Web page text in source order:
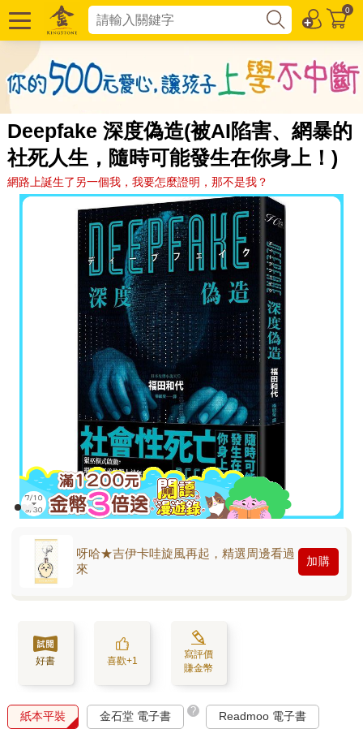
0
Deepfake 深度偽造(被AI陷害、網暴的
社死人生，隨時可能發生在你身上！)
網路上誕生了另一個我，我要怎麼證明，那不是我？
呀哈★吉伊卡哇旋風再起，精選周邊看過
來
加購
好書 喜歡+1
寫評價
賺金幣
紙本平裝 金石堂 電子書 ? Readmoo 電子書